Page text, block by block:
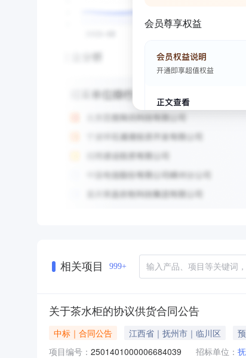
会员尊享权益
相关项目 999+
关于茶水柜的协议供货合同公告
中标｜合同公告 江西省｜抚州市｜临川区
项目编号： 2501401000006684039 招标单位：